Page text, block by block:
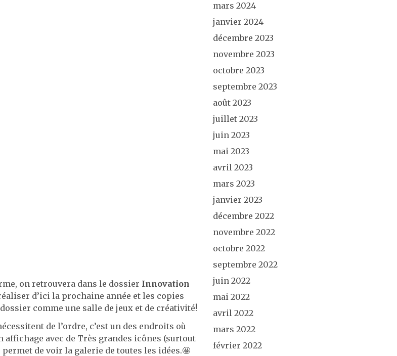
on retrouvera dans le dossier Innovation
d’ici la prochaine année et les copies
comme une salle de jeux et de créativité!
de l’ordre, c’est un des endroits où
affichage avec de Très grandes icônes (surtout
de voir la galerie de toutes les idées.🤩
mars 2024
janvier 2024
décembre 2023
novembre 2023
octobre 2023
septembre 2023
août 2023
juillet 2023
juin 2023
mai 2023
avril 2023
mars 2023
janvier 2023
décembre 2022
novembre 2022
octobre 2022
septembre 2022
juin 2022
mai 2022
avril 2022
mars 2022
février 2022